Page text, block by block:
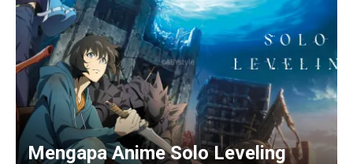
Mengapa Anime Solo Leveling